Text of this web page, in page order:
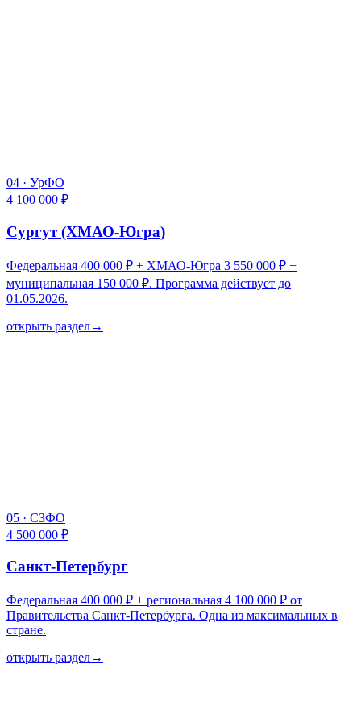
04 · УрФО
4 100 000 ₽
Сургут (ХМАО-Югра)
Федеральная 400 000 ₽ + ХМАО-Югра 3 550 000 ₽ +
муниципальная 150 000 ₽. Программа действует до
01.05.2026.
открыть раздел→
05 · СЗФО
4 500 000 ₽
Санкт-Петербург
Федеральная 400 000 ₽ + региональная 4 100 000 ₽ от
Правительства Санкт-Петербурга. Одна из максимальных в
стране.
открыть раздел→